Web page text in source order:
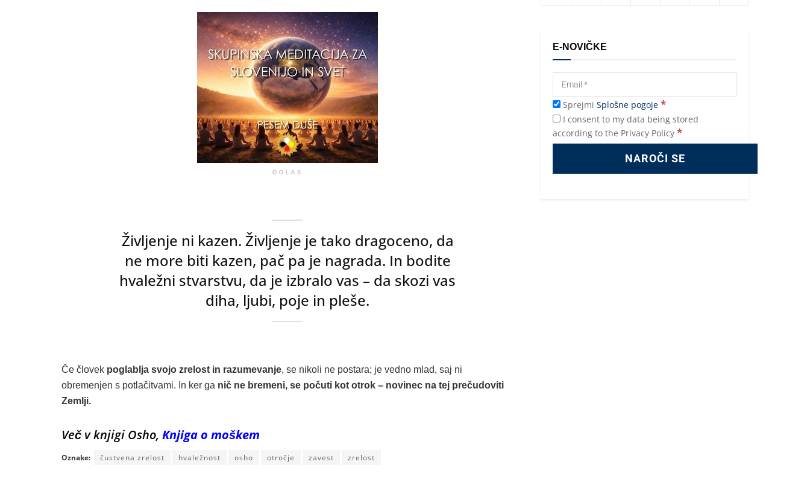
OGLAS
Življenje ni kazen. Življenje je tako dragoceno, da
ne more biti kazen, pač pa je nagrada. In bodite
hvaležni stvarstvu, da je izbralo vas – da skozi vas
diha, ljubi, poje in pleše.
Če človek poglablja svojo zrelost in razumevanje, se nikoli ne postara; je vedno mlad, saj ni
obremenjen s potlačitvami. In ker ga nič ne bremeni, se počuti kot otrok – novinec na tej prečudoviti
Zemlji.
Več v knjigi Osho, Knjiga o moškem
Oznake: čustvena zrelost hvaležnost osho otročje zavest zrelost
E-NOVIČKE
Sprejmi Splošne pogoje *
I consent to my data being stored
according to the Privacy Policy *